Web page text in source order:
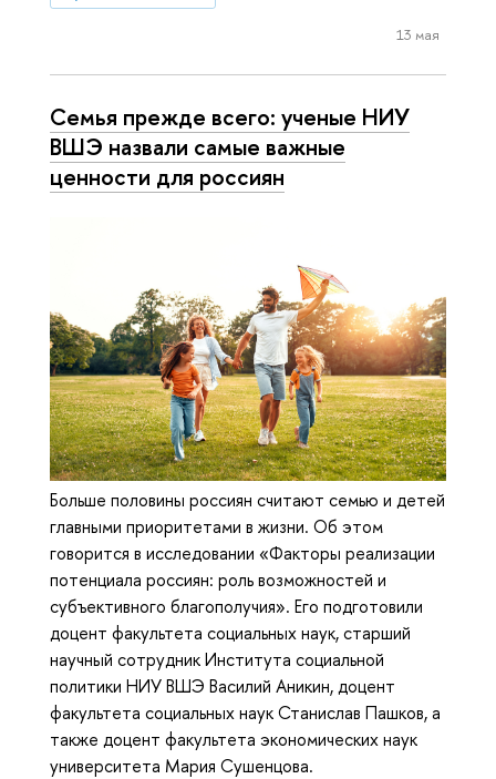
13 мая
Семья прежде всего: ученые НИУ
ВШЭ назвали самые важные
ценности для россиян
Больше половины россиян считают семью и детей
главными приоритетами в жизни. Об этом
говорится в исследовании «Факторы реализации
потенциала россиян: роль возможностей и
субъективного благополучия». Его подготовили
доцент факультета социальных наук, старший
научный сотрудник Института социальной
политики НИУ ВШЭ Василий Аникин, доцент
факультета социальных наук Станислав Пашков, а
также доцент факультета экономических наук
университета Мария Сушенцова.